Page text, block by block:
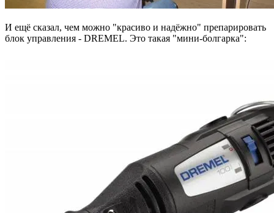
И ещё сказал, чем можно "красиво и надёжно" препарировать
блок управления - DREMEL. Это такая "мини-болгарка":